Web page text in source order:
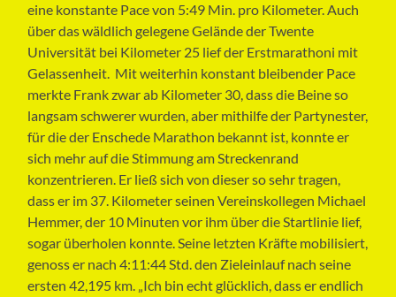
eine konstante Pace von 5:49 Min. pro Kilometer. Auch
über das wäldlich gelegene Gelände der Twente
Universität bei Kilometer 25 lief der Erstmarathoni mit
Gelassenheit. Mit weiterhin konstant bleibender Pace
merkte Frank zwar ab Kilometer 30, dass die Beine so
langsam schwerer wurden, aber mithilfe der Partynester,
für die der Enschede Marathon bekannt ist, konnte er
sich mehr auf die Stimmung am Streckenrand
konzentrieren. Er ließ sich von dieser so sehr tragen,
dass er im 37. Kilometer seinen Vereinskollegen Michael
Hemmer, der 10 Minuten vor ihm über die Startlinie lief,
sogar überholen konnte. Seine letzten Kräfte mobilisiert,
genoss er nach 4:11:44 Std. den Zieleinlauf nach seine
ersten 42,195 km. „Ich bin echt glücklich, dass er endlich